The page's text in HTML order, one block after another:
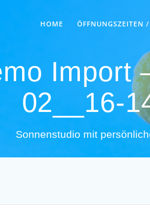
HOME ÖFFNUNGSZEITEN
Import
02__16-
Sonnenstudio mit